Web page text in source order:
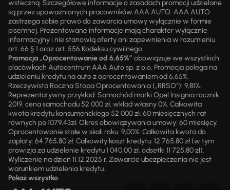
wsteczną. Szczegółowe informacje o zasadach promocji udzielane
są przez upoważnionych pracowników AAA AUTO. AAA AUTO
zastrzega sobie prawo do zawarcia umowy wyłącznie w formie
pisemnej. Prezentowane informacje mają charakter wyłącznie
informacyjny i nie stanowią oferty ani zapewnienia w rozumieniu
art. 66 § 1 oraz art. 556 Kodeksu cywilnego.
Promocja „Oprocentowanie od 6,65%” obowiązuje we wszystkich
placówkach Autocentrum AAA Auto sp. z o.o. Promocja polega na
udzieleniu kredytu na auto z oprocentowaniem od 6,65%.
Rzeczywista Roczna Stopa Oprocentowania („RRSO“): 9,81%.
Reprezentatywny przykład: Samochód marki Opel Insignia rocznik
2019, cena samochodu 52 000 zł, wkład własny 0%. Całkowita
kwota kredytu konsumenckiego 52 000 zł, 60 miesięcznych rat
równych po 1079,43zł. Okres obowiązywania umowy: 60 miesięcy.
Oprocentowanie stałe w skali roku: 9,00%. Całkowita kwota do
zapłaty: 64 765,80 zł. Całkowity koszt kredytu: 12 765,80 zł (w tym
prowizja za udzielenie kredytu 1 040,00 zł, odsetki 11 725,80 zł).
Wyliczenie na dzień 11.12.2025 r. Zawarcie ubezpieczenia nie jest
warunkiem udzielenia kredytu.
Pokaż wszystko